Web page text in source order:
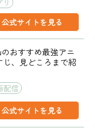
公式サイトを見る
のおすすめ最強アニ
じ、見どころまで紹
配信
公式サイトを見る